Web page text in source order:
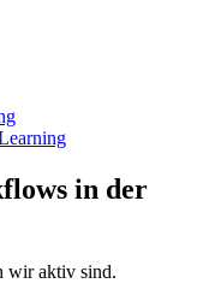
in der
wir aktiv sind.